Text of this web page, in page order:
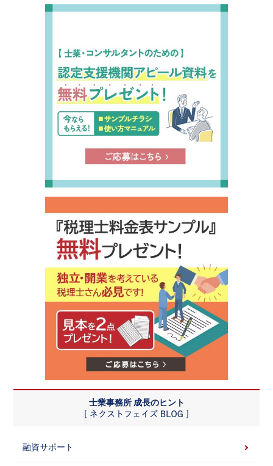
士業事務所 成長のヒント
融資サポート